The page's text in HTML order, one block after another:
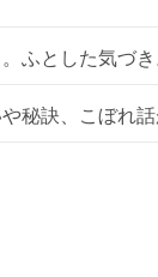
ふとした気づ
秘訣、こぼれ